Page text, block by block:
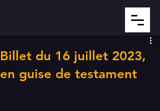
Billet du 16 juillet 2023,
en guise de testament